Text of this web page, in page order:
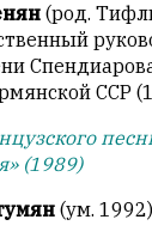
(род.
ССР
(1989)
(ум.